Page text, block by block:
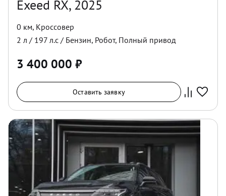
Exeed RX, 2025
0 км, Кроссовер
2 л / 197 л.с / Бензин, Робот, Полный привод
3 400 000 ₽
Оставить заявку